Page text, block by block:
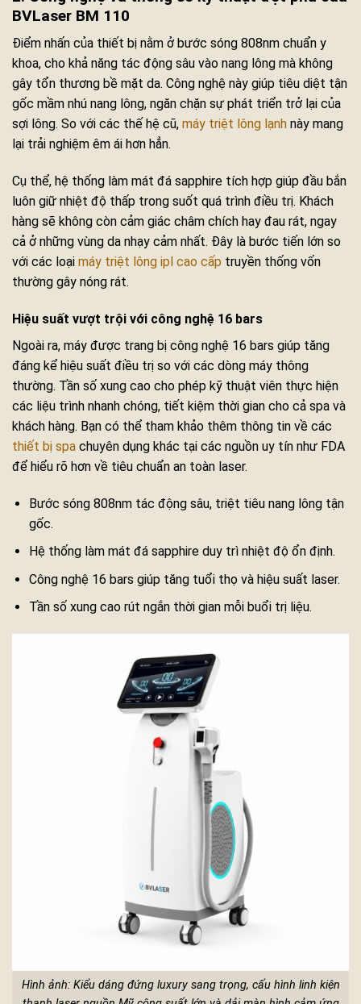
BVLaser BM 110
Điểm nhấn của thiết bị nằm ở bước sóng 808nm chuẩn y
khoa, cho khả năng tác động sâu vào nang lông mà không
gây tổn thương bề mặt da. Công nghệ này giúp tiêu diệt tận
gốc mầm nhú nang lông, ngăn chặn sự phát triển trở lại của
sợi lông. So với các thế hệ cũ, máy triệt lông lạnh này mang
lại trải nghiệm êm ái hơn hẳn.
Cụ thể, hệ thống làm mát đá sapphire tích hợp giúp đầu bắn
luôn giữ nhiệt độ thấp trong suốt quá trình điều trị. Khách
hàng sẽ không còn cảm giác châm chích hay đau rát, ngay
cả ở những vùng da nhạy cảm nhất. Đây là bước tiến lớn so
với các loại máy triệt lông ipl cao cấp truyền thống vốn
thường gây nóng rát.
Hiệu suất vượt trội với công nghệ 16 bars
Ngoài ra, máy được trang bị công nghệ 16 bars giúp tăng
đáng kể hiệu suất điều trị so với các dòng máy thông
thường. Tần số xung cao cho phép kỹ thuật viên thực hiện
các liệu trình nhanh chóng, tiết kiệm thời gian cho cả spa và
khách hàng. Bạn có thể tham khảo thêm thông tin về các
thiết bị spa chuyên dụng khác tại các nguồn uy tín như FDA
để hiểu rõ hơn về tiêu chuẩn an toàn laser.
Bước sóng 808nm tác động sâu, triệt tiêu nang lông tận
gốc.
Hệ thống làm mát đá sapphire duy trì nhiệt độ ổn định.
Công nghệ 16 bars giúp tăng tuổi thọ và hiệu suất laser.
Tần số xung cao rút ngắn thời gian mỗi buổi trị liệu.
Hình ảnh: Kiểu dáng đứng luxury sang trọng, cấu hình linh kiện